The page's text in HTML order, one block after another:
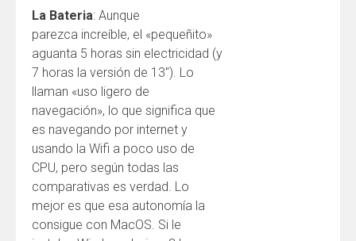
La Bateria: Aunque
parezca increíble, el «pequeñito»
aguanta 5 horas sin electricidad (y
7 horas la versión de 13″). Lo
llaman «uso ligero de
navegación», lo que significa que
es navegando por internet y
usando la Wifi a poco uso de
CPU, pero según todas las
comparativas es verdad. Lo
mejor es que esa autonomía la
consigue con MacOS. Si le